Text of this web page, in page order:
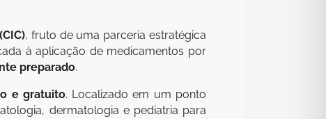
, fruto de uma parceria estratégica
à aplicação de medicamentos por
preparado.
e gratuito. Localizado em um ponto
dermatologia e pediatria para